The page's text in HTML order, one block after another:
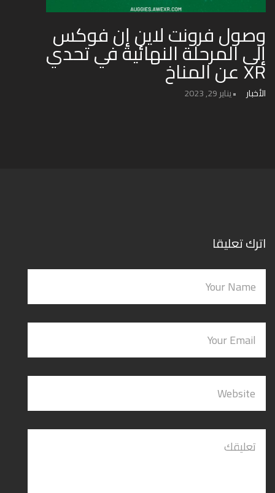
وصول فرونت لاين إن فوكس
إلى المرحلة النهائية في تحدي
XR عن المناخ
الأخبار يناير 29, 2023
اترك تعليقا